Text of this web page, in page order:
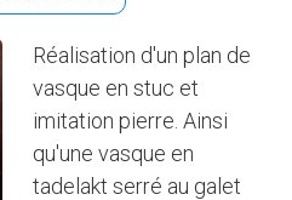
Réalisation d'un plan de
vasque en stuc et
imitation pierre. Ainsi
qu'une vasque en
tadelakt serré au galet